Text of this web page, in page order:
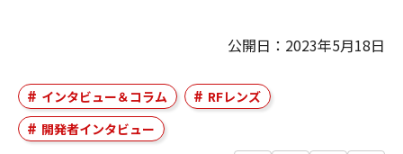
公開日：2023年5月18日
インタビュー＆コラム
RFレンズ
開発者インタビュー